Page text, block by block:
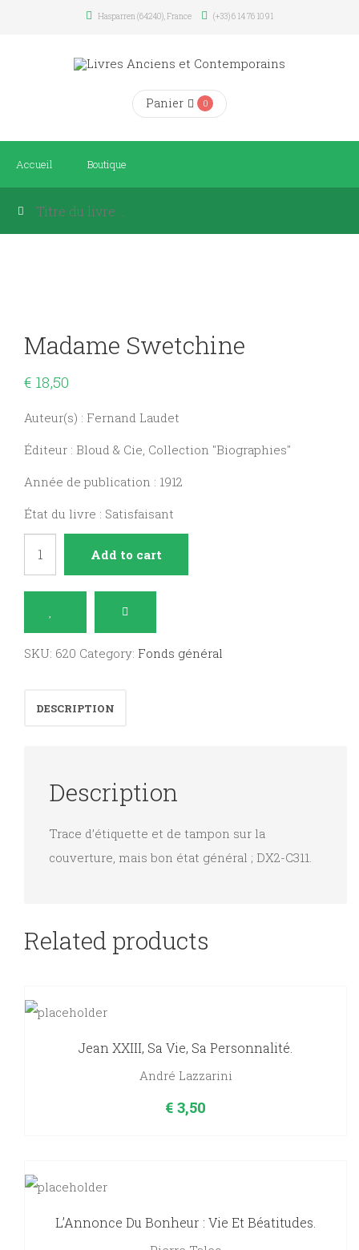
Hasparren (64240), France (+33) 6 14 76 10 91
Panier 0
Accueil Boutique
Madame Swetchine
€ 18,50
Auteur(s) : Fernand Laudet
Éditeur : Bloud & Cie, Collection "Biographies"
Année de publication : 1912
État du livre : Satisfaisant
quantity
Add to cart
SKU: 620 Category: Fonds général
DESCRIPTION
Description
Trace d’étiquette et de tampon sur la
couverture, mais bon état général ; DX2-C311.
Related products
Jean XXIII, Sa Vie, Sa Personnalité.
André Lazzarini
€ 3,50
L’Annonce Du Bonheur : Vie Et Béatitudes.